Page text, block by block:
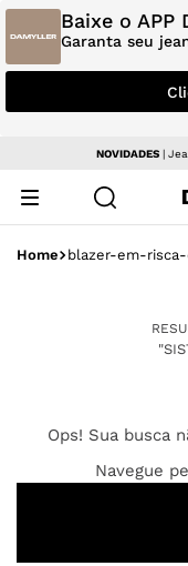
Baixe o APP
Garanta seu
NOVIDADES|
blazer-em-
Ops! Sua busca
Navegue